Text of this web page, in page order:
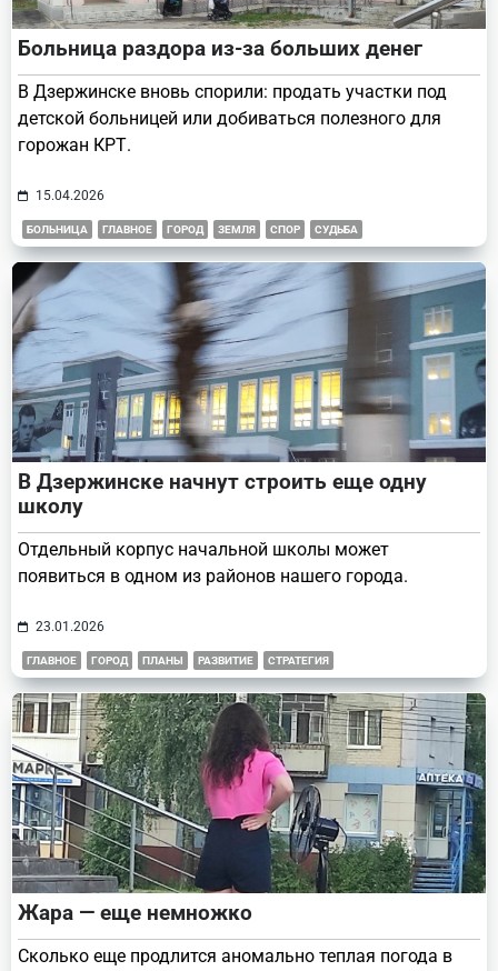
Больница раздора из-за больших денег
В Дзержинске вновь спорили: продать участки под
детской больницей или добиваться полезного для
горожан КРТ.
15.04.2026
БОЛЬНИЦА ГЛАВНОЕ ГОРОД ЗЕМЛЯ СПОР СУДЬБА
В Дзержинске начнут строить еще одну
школу
Отдельный корпус начальной школы может
появиться в одном из районов нашего города.
23.01.2026
ГЛАВНОЕ ГОРОД ПЛАНЫ РАЗВИТИЕ СТРАТЕГИЯ
Жара — еще немножко
Сколько еще продлится аномально теплая погода в